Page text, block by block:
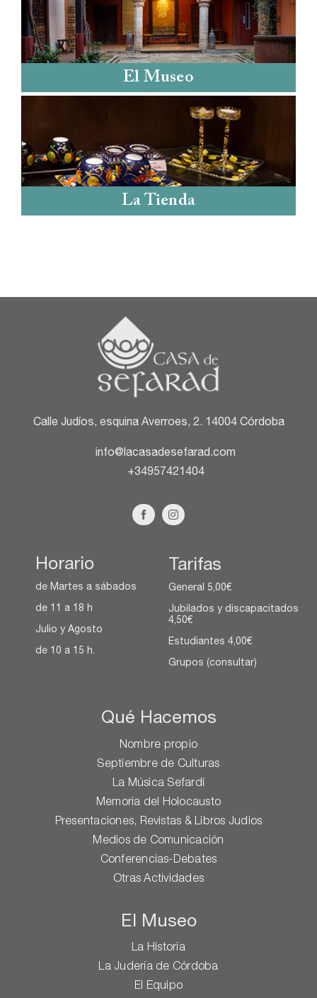
El Museo
La Tienda
Calle Judíos, esquina Averroes, 2. 14004 Córdoba
info@lacasadesefarad.com
+34957421404
Horario
de Martes a sábados
de 11 a 18 h
Julio y Agosto
de 10 a 15 h.
Tarifas
General 5,00€
Jubilados y discapacitados
4,50€
Estudiantes 4,00€
Grupos (consultar)
Qué Hacemos
Nombre propio
Septiembre de Culturas
La Música Sefardí
Memoria del Holocausto
Presentaciones, Revistas & Libros Judios
Medios de Comunicación
Conferencias-Debates
Otras Actividades
El Museo
La Historia
La Judería de Córdoba
El Equipo